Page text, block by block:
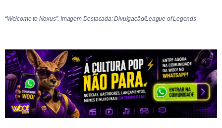
“Welcome to Noxus”. Imagem Destacada: Divulgação/League of Legends